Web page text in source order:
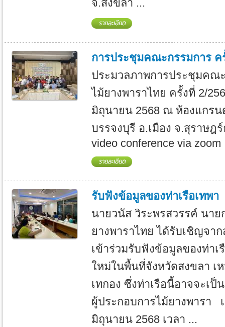
จ.สงขลา ...
การประชุมคณะกรรมการ ค
ประมวลภาพการประชุมคณ
ไม้ยางพาราไทย ครั้งที่ 2/
มิถุนายน 2568 ณ ห้องแกรน
บรรจงบุรี อ.เมือง จ.สุราษฎ
video conference via zoom
รับฟังข้อมูลของท่าเรือเทพา
นายวนัส วิระพรสวรรค์ นา
ยางพาราไทย ได้รับเชิญจา
เข้าร่วมรับฟังข้อมูลของท่าเ
ใหม่ในพื้นที่จังหวัดสงขลา เ
เทกอง ซึ่งท่าเรือนี้อาจจะเป็
ผู้ประกอบการไม้ยางพารา
มิถุนายน 2568 เวลา ...